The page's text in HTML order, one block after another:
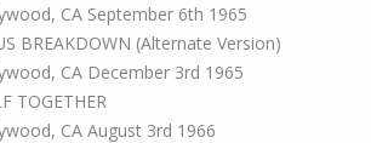
CA September 6th 1965
BREAKDOWN (Alternate Version)
CA December 3rd 1965
TOGETHER
CA August 3rd 1966